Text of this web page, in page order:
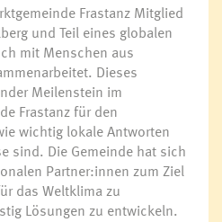
Frastanz Mitglied
und Teil eines globalen
mit Menschen aus
Dieses
Meilenstein im
Frastanz für den
wichtig lokale Antworten
sind. Die Gemeinde hat sich
Partner:innen zum Ziel
das Weltklima zu
Lösungen zu entwickeln.